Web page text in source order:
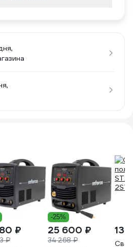
₽
₽
-25%
25 600 ₽
34 268 ₽
13